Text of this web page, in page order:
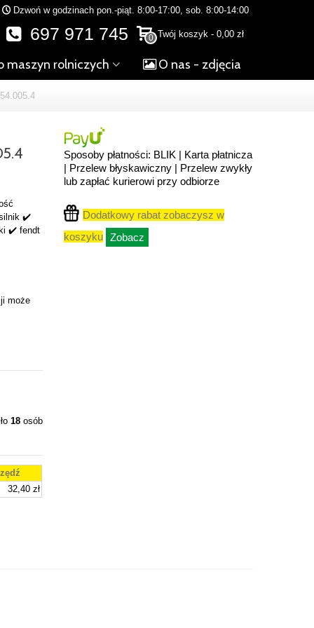
Dzwoń w godzinach pon.-piąt. 8:00-17:00, sob. 8:00-14:00
0 Twój koszyk - 0,00 zł
697 971 745
maszyn rolniczych O nas - zdjęcia
✔️
✔️ fendt
może
18osób
32,40 zł
Sposoby płatności: BLIK | Karta płatnicza
| Przelew błyskawiczny | Przelew zwykły
lub zapłać kurierowi przy odbiorze
Dodatkowy rabat zobaczysz w
koszyku Zobacz